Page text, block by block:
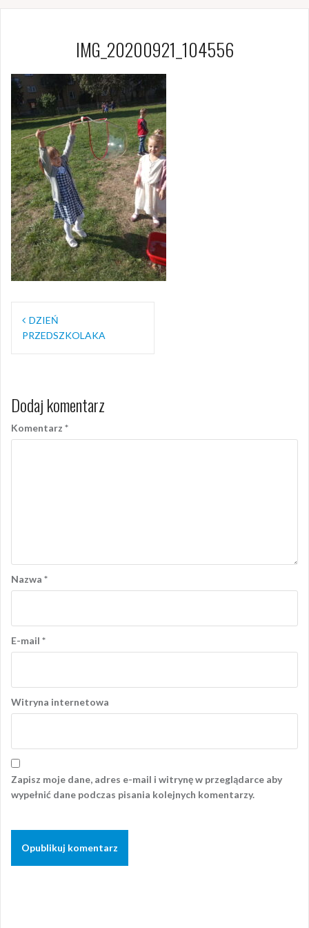
IMG_20200921_104556
Nawigacja
wpisu
DZIEŃ
PRZEDSZKOLAKA
Dodaj komentarz
Komentarz *
Nazwa *
E-mail *
Witryna internetowa
Zapisz moje dane, adres e-mail i witrynę w przeglądarce aby
wypełnić dane podczas pisania kolejnych komentarzy.